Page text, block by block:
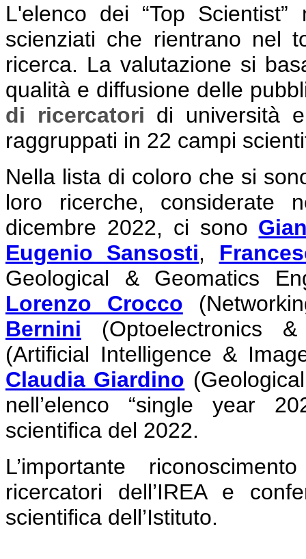
L'elenco dei “Top
scienziati che rientrano nel
ricerca. La valutazione si
qualità e diffusione delle
di ricercatori di università
raggruppati in 22 campi
Nella lista di coloro che si
loro ricerche, considerate
dicembre 2022, ci sono
Eugenio Sansosti,
Geological & Geomatics
Lorenzo Crocco
Bernini (Optoelectronics
(Artificial Intelligence &
Claudia Giardino
nell’elenco “single year
scientifica del 2022.
L’importante
ricercatori dell’IREA e
scientifica dell’Istituto.